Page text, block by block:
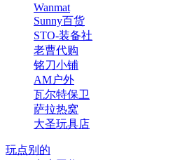
Wanmat
Sunny百货
STO-装备社
老曹代购
铭刀小铺
AM户外
瓦尔特保卫
萨拉热窝
大圣玩具店
玩点别的